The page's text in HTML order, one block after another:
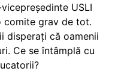
USLI
comite grav de tot.
disperați că oamenii
Ce se întâmplă cu